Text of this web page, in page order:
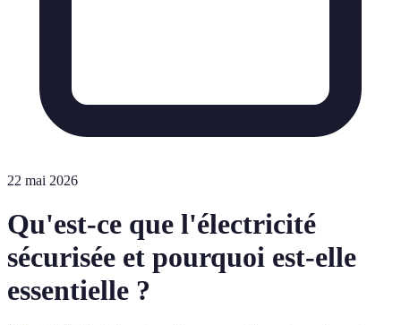
22 mai 2026
Qu'est-ce que l'électricité
sécurisée et pourquoi est-elle
essentielle ?